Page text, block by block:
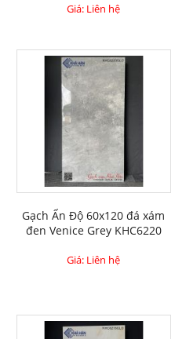
Giá: Liên hệ
Gạch Ấn Độ 60x120 đá xám
đen Venice Grey KHC6220
Giá: Liên hệ